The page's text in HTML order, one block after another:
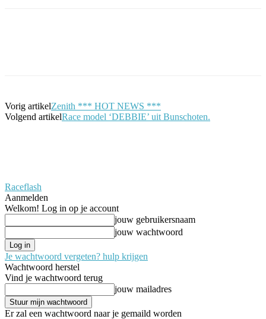
Vorig artikelZenith *** HOT NEWS ***
Volgend artikelRace model ‘DEBBIE’ uit Bunschoten.
Raceflash
Aanmelden
Welkom! Log in op je account
jouw gebruikersnaam
jouw wachtwoord
Je wachtwoord vergeten? hulp krijgen
Wachtwoord herstel
Vind je wachtwoord terug
jouw mailadres
Er zal een wachtwoord naar je gemaild worden